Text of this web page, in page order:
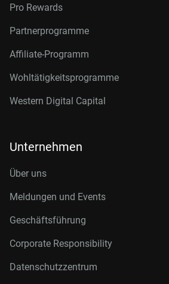
Pro Rewards
Partnerprogramme
Affiliate-Programm
Wohltätigkeitsprogramme
Western Digital Capital
Unternehmen
Über uns
Meldungen und Events
Geschäftsführung
Corporate Responsibility
Datenschutzzentrum